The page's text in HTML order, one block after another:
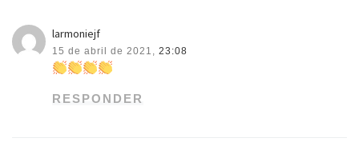
larmoniejf
15 de abril de 2021, 23:08
RESPONDER